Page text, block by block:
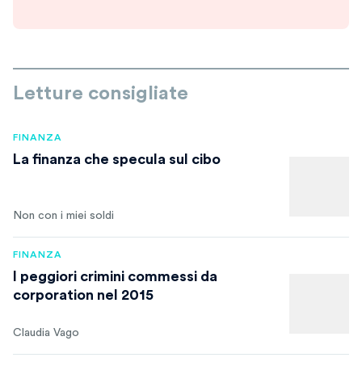
Letture consigliate
FINANZA
La finanza che specula sul cibo
Non con i miei soldi
FINANZA
I peggiori crimini commessi da
corporation nel 2015
Claudia Vago